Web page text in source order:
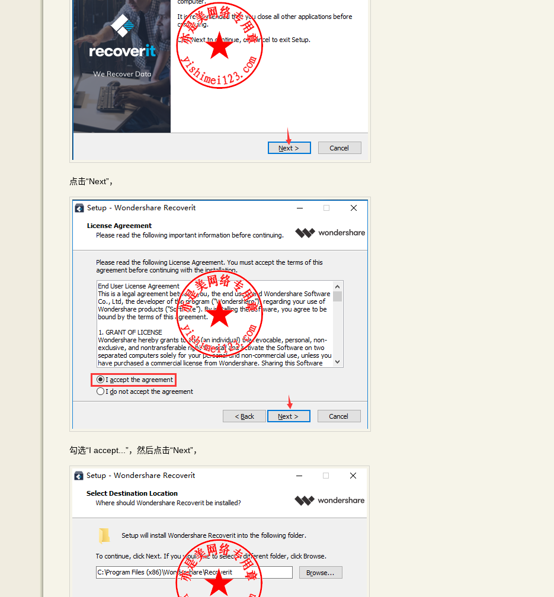
点击“Next”，
勾选“I accept...”，然后点击“Next”，